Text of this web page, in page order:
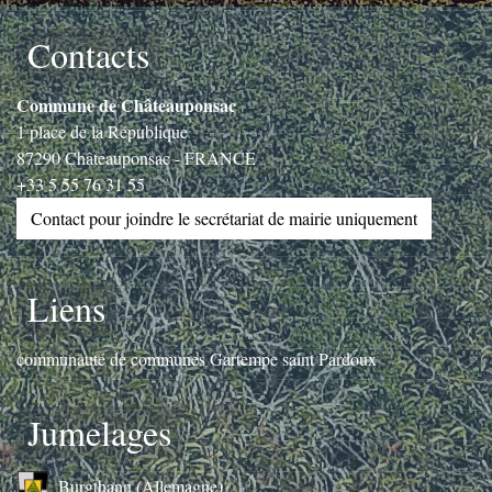
Contacts
Commune de Châteauponsac
1 place de la République
87290 Châteauponsac - FRANCE
+33 5 55 76 31 55
Contact pour joindre le secrétariat de mairie uniquement
Liens
communauté de communes Gartempe saint Pardoux
Jumelages
Burgthann (Allemagne)